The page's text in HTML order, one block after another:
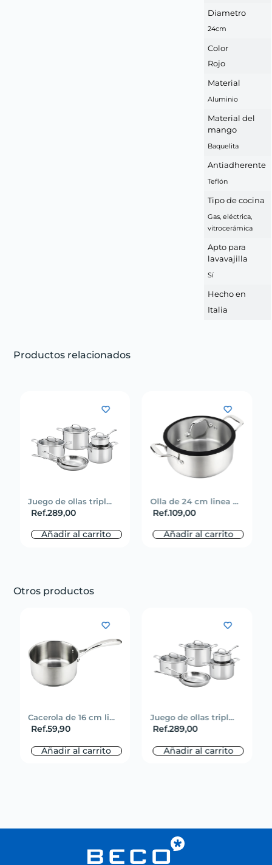
Diametro
24cm
Color
Rojo
Material
Aluminio
Material del
mango
Baquelita
Antiadherente
Teflón
Tipo de cocina
Gas, eléctrica,
vitrocerámica
Apto para
lavavajilla
Sí
Hecho en
Italia
Productos relacionados
Juego de ollas tripl...
Ref.289,00
Añadir al carrito
Olla de 24 cm linea ...
Ref.109,00
Añadir al carrito
Otros productos
Cacerola de 16 cm li...
Ref.59,90
Añadir al carrito
Juego de ollas tripl...
Ref.289,00
Añadir al carrito